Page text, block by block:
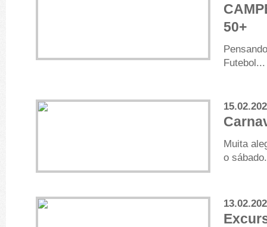
50+
Futebol...
Muita
o